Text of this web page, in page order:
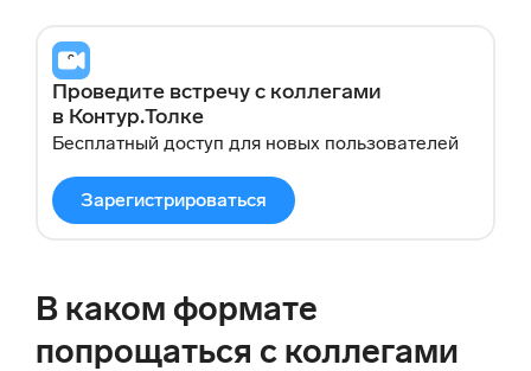
Проведите встречу с коллегами
в Контур.Толке
Бесплатный доступ для новых пользователей
Зарегистрироваться
В каком формате
попрощаться с коллегами